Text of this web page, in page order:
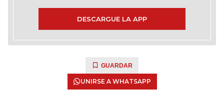
DESCARGUE LA APP
GUARDAR
UNIRSE A WHATSAPP